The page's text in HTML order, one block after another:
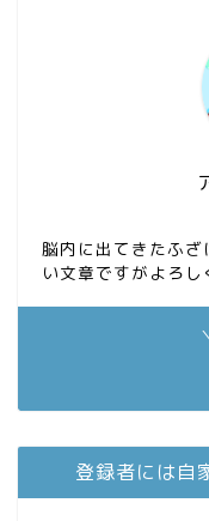
脳内に出てきたふ
い文章ですがよろし
登録者には自